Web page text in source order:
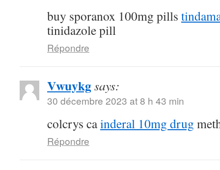
buy sporanox 100mg pills
tinidazole pill
Répondre
Vwuykgsays:
30 décembre 2023 at 8 h 43 min
colcrys cainderal 10mg drug
Répondre